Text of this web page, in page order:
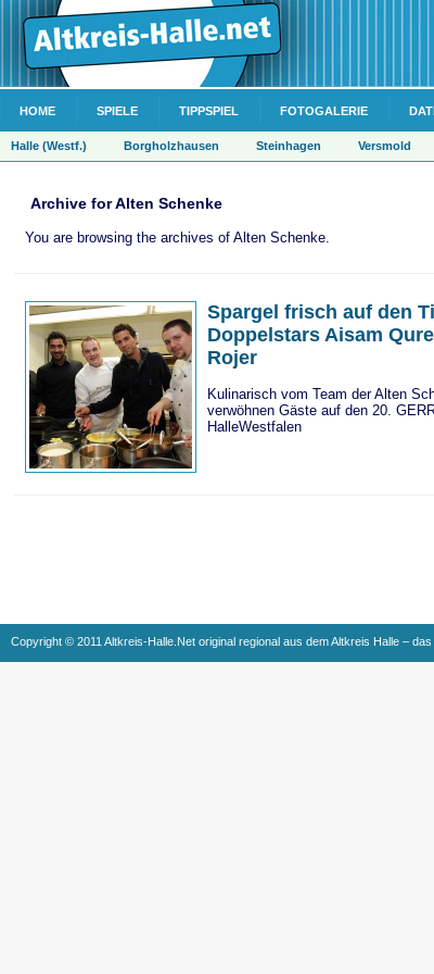
HOME SPIELE TIPPSPIEL FOTOGALERIE
Halle (Westf.) Borgholzhausen Steinhagen Versmold
Archive for Alten Schenke
You are browsing the archives of Alten Schenke.
Spargel frisch auf den
Doppelstars Aisam
Rojer
Kulinarisch vom Team der Alten
verwöhnen Gäste auf den 20.
HalleWestfalen
Copyright © 2011 Altkreis-Halle.Net original regional aus dem Altkreis Halle –